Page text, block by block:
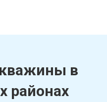
в
районах